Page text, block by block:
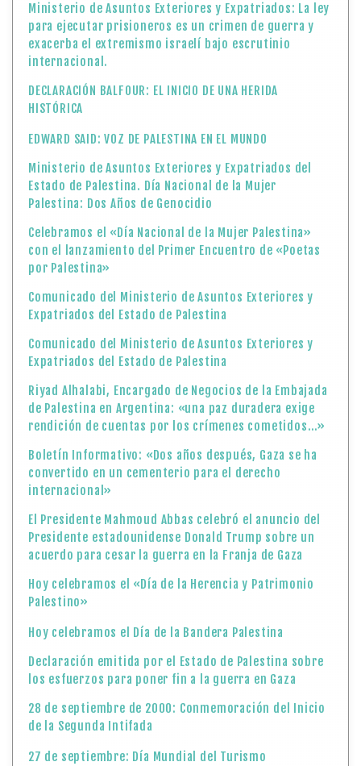
Ministerio de Asuntos Exteriores y Expatriados: La ley
para ejecutar prisioneros es un crimen de guerra y
exacerba el extremismo israelí bajo escrutinio
internacional.
DECLARACIÓN BALFOUR: EL INICIO DE UNA HERIDA
HISTÓRICA
EDWARD SAID: VOZ DE PALESTINA EN EL MUNDO
Ministerio de Asuntos Exteriores y Expatriados del
Estado de Palestina. Día Nacional de la Mujer
Palestina: Dos Años de Genocidio
Celebramos el «Día Nacional de la Mujer Palestina»
con el lanzamiento del Primer Encuentro de «Poetas
por Palestina»
Comunicado del Ministerio de Asuntos Exteriores y
Expatriados del Estado de Palestina
Comunicado del Ministerio de Asuntos Exteriores y
Expatriados del Estado de Palestina
Riyad Alhalabi, Encargado de Negocios de la Embajada
de Palestina en Argentina: «una paz duradera exige
rendición de cuentas por los crímenes cometidos…»
Boletín Informativo: «Dos años después, Gaza se ha
convertido en un cementerio para el derecho
internacional»
El Presidente Mahmoud Abbas celebró el anuncio del
Presidente estadounidense Donald Trump sobre un
acuerdo para cesar la guerra en la Franja de Gaza
Hoy celebramos el «Día de la Herencia y Patrimonio
Palestino»
Hoy celebramos el Día de la Bandera Palestina
Declaración emitida por el Estado de Palestina sobre
los esfuerzos para poner fin a la guerra en Gaza
28 de septiembre de 2000: Conmemoración del Inicio
de la Segunda Intifada
27 de septiembre: Día Mundial del Turismo